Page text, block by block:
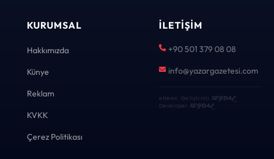
KURUMSAL
Hakkımızda
Künye
Reklam
KVKK
Çerez Politikası
İLETIŞIM
+90 501 379 08 08
info@yazargazetesi.com
eNews · Geliştirici KEYDAL·
Developer KEYDAL